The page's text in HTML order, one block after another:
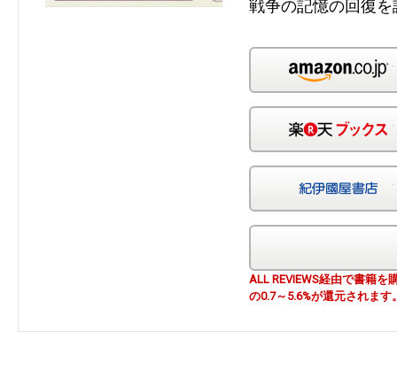
戦争の記憶の回復
ALL REVIEWS経由で書籍
の0.7～5.6%が還元されます